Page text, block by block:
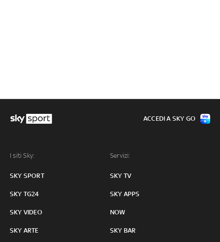
I siti Sky:
SKY SPORT
SKY TG24
SKY VIDEO
SKY ARTE
Servizi:
SKY TV
SKY APPS
NOW
SKY BAR
ACCEDI A SKY GO